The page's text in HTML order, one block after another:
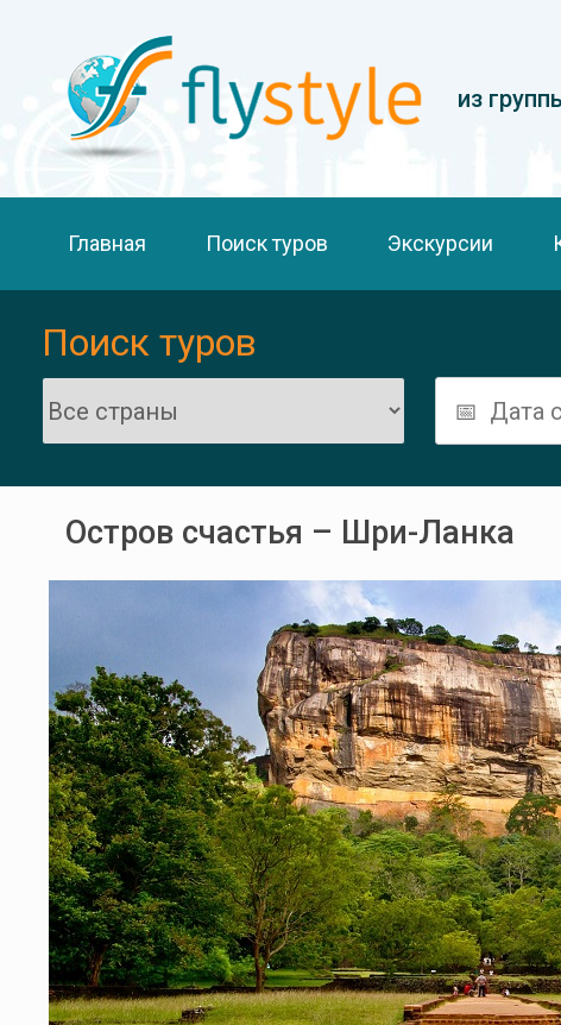
из
Главная Поиск туров Экскурсии
Поиск туров
Остров счастья – Шри-Ланка